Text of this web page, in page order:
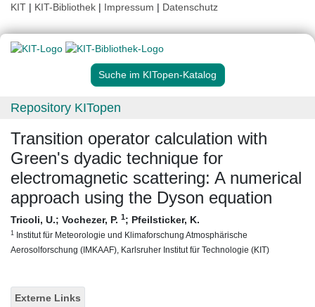
KIT | KIT-Bibliothek | Impressum | Datenschutz
Suche im KITopen-Katalog
Repository KITopen
Transition operator calculation with
Green's dyadic technique for
electromagnetic scattering: A numerical
approach using the Dyson equation
Tricoli, U.; Vochezer, P. 1; Pfeilsticker, K.
1 Institut für Meteorologie und Klimaforschung Atmosphärische
Aerosolforschung (IMKAAF), Karlsruher Institut für Technologie (KIT)
Externe Links